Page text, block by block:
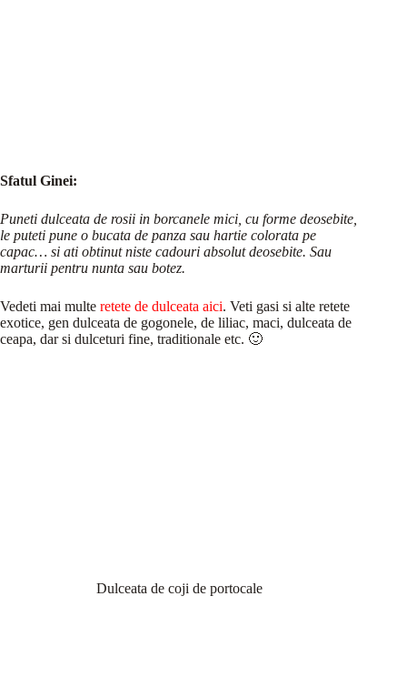
Sfatul Ginei:
Puneti dulceata de rosii in borcanele mici, cu forme deosebite,
le puteti pune o bucata de panza sau hartie colorata pe
capac… si ati obtinut niste cadouri absolut deosebite. Sau
marturii pentru nunta sau botez.
Vedeti mai multe retete de dulceata aici. Veti gasi si alte retete
exotice, gen dulceata de gogonele, de liliac, maci, dulceata de
ceapa, dar si dulceturi fine, traditionale etc. 🙂
Dulceata de coji de portocale